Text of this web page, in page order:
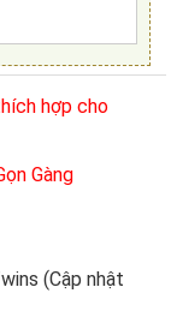
hợp cho
Gàng
(Cập nhật